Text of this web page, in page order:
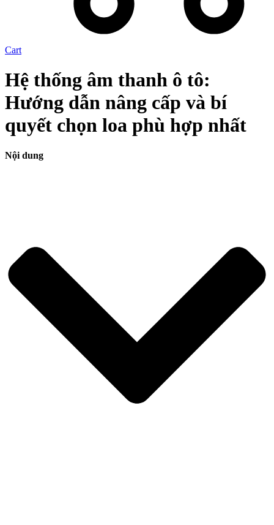
Cart
Hệ thống âm thanh ô tô:
Hướng dẫn nâng cấp và bí
quyết chọn loa phù hợp nhất
Nội dung